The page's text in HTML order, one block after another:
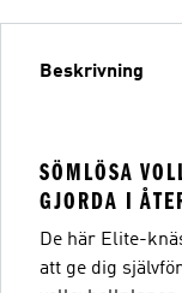
Beskrivning
SÖMLÖSA
GJORDA I
De här Elite-
att ge dig